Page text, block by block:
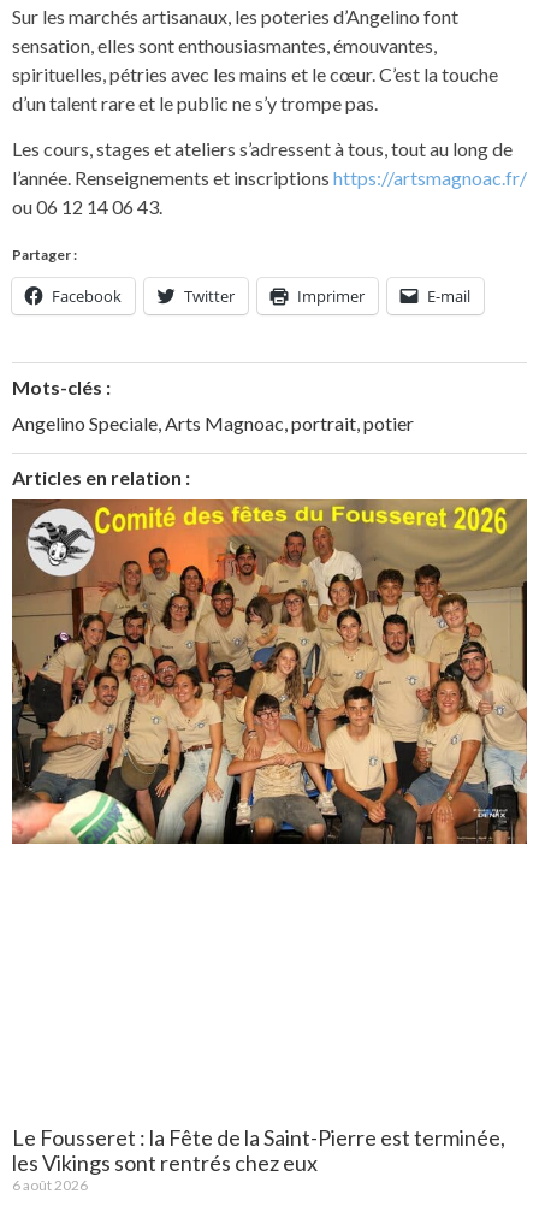
Sur les marchés artisanaux, les poteries d’Angelino font
sensation, elles sont enthousiasmantes, émouvantes,
spirituelles, pétries avec les mains et le cœur. C’est la touche
d’un talent rare et le public ne s’y trompe pas.
Les cours, stages et ateliers s’adressent à tous, tout au long de
l’année. Renseignements et inscriptions https://artsmagnoac.fr/
ou 06 12 14 06 43.
Partager :
Facebook Twitter Imprimer E-mail
Mots-clés :
Angelino Speciale,Arts Magnoac,portrait,potier
Articles en relation :
Le Fousseret : la Fête de la Saint-Pierre est terminée,
les Vikings sont rentrés chez eux
6 août 2026